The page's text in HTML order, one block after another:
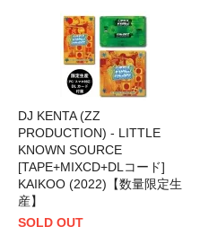
DJ KENTA (ZZ
PRODUCTION) - LITTLE
KNOWN SOURCE
[TAPE+MIXCD+DLコード]
KAIKOO (2022)【数量限定生
産】
SOLD OUT